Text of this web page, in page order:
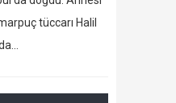
tüccarı Halil